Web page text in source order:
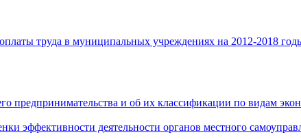
труда в муниципальных учреждениях на 2012-2018
предпринимательства и об их классификации по видам
эффективности деятельности органов местного